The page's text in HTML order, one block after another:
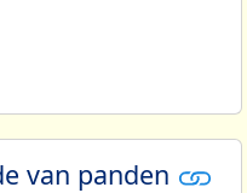
van panden